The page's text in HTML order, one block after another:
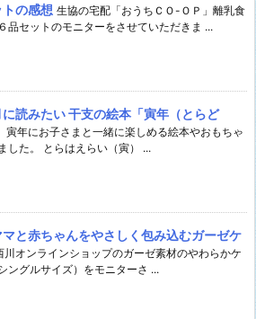
の感想 生協の宅配「おうちＣＯ-ＯＰ」離乳食
品セットのモニターをさせていただきま ...
に読みたい 干支の絵本「寅年（とらど
寅年にお子さまと一緒に楽しめる絵本やおもちゃ
した。 とらはえらい（寅） ...
マと赤ちゃんをやさしく包み込むガーゼケ
川オンラインショップのガーゼ素材のやわらかケ
ングルサイズ）をモニターさ ...